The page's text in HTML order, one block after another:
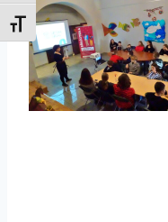
Toggle Font size